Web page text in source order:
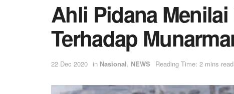
Ahli Pidana
Terhadap
22 Dec 2020 in Nasional, NEWS Reading Time: 2 mins read